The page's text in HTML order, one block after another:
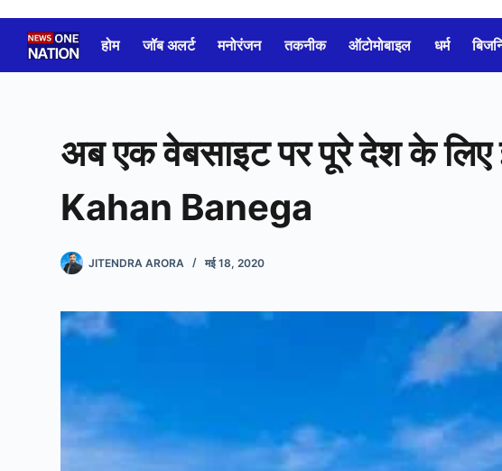
content
होम जॉब अलर्ट मनोरंजन तकनीक ऑटोमोबाइल धर्म
अब एक वेबसाइट पर पूरे देश के
Kahan Banega
JITENDRA ARORA मई 18, 2020